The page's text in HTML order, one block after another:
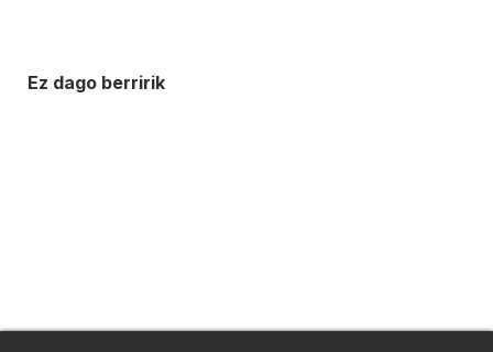
Ez dago berririk